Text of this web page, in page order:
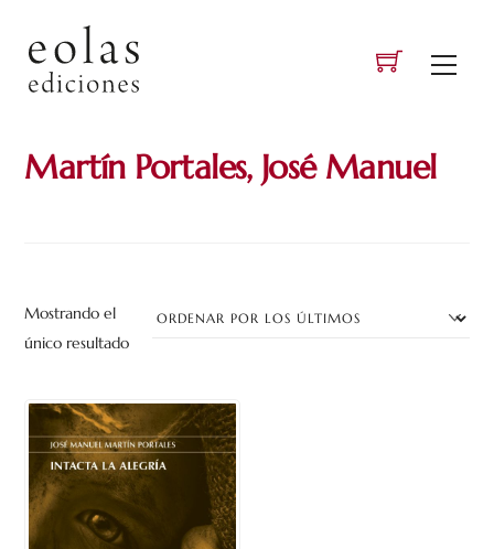
content
Martín Portales, José Manuel
Mostrando el
único resultado